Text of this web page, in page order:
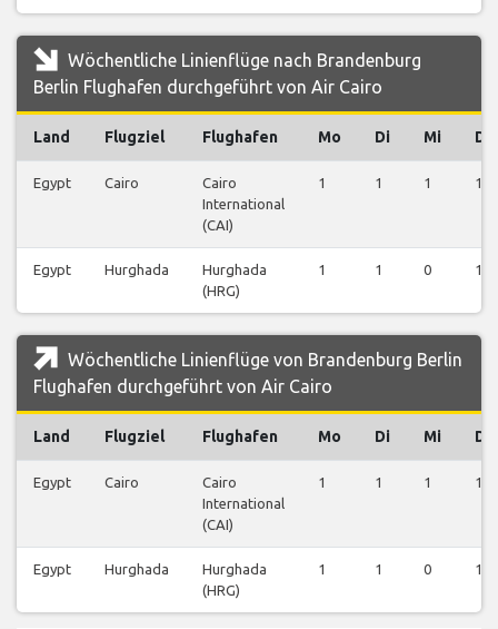
Wöchentliche Linienflüge nach Brandenburg
Berlin Flughafen durchgeführt von Air Cairo
Land Flugziel Flughafen Mo Di Mi Do
Egypt Cairo
Cairo
International
(CAI)
1 1 1 1
Egypt Hurghada
Hurghada
(HRG)
1 1 0 1
Wöchentliche Linienflüge von Brandenburg Berlin
Flughafen durchgeführt von Air Cairo
Land Flugziel Flughafen Mo Di Mi Do
Egypt Cairo
Cairo
International
(CAI)
1 1 1 1
Egypt Hurghada
Hurghada
(HRG)
1 1 0 1